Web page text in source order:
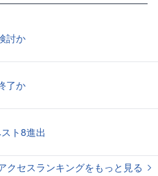
討か
了か
ト8進出
クセスランキングをもっと見る